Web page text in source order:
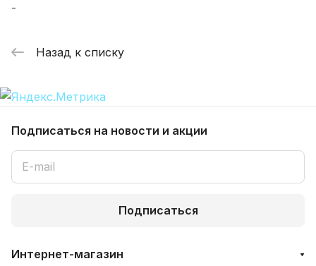
-
Назад к списку
Подписаться на новости и акции
Подписаться
Интернет-магазин